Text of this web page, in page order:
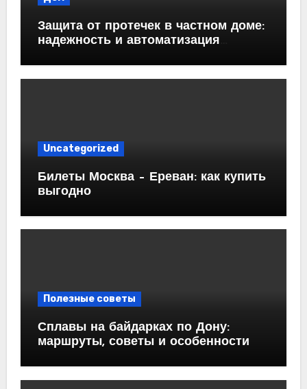
Защита от протечек в частном доме:
надежность и автоматизация
Uncategorized
Билеты Москва – Ереван: как купить
выгодно
Полезные советы
Сплавы на байдарках по Дону:
маршруты, советы и особенности